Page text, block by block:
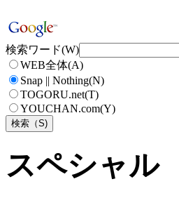
検索ワード(W)
WEB全体(A)
Snap || Nothing(N)
TOGORU.net(T)
YOUCHAN.com(Y)
スペシャル